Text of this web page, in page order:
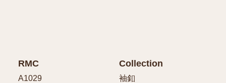
RMC
A1029
Collection
袖釦